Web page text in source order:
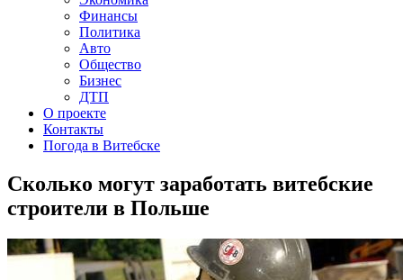
Финансы
Политика
Авто
Общество
Бизнес
ДТП
О проекте
Контакты
Погода в Витебске
Сколько могут заработать витебские
строители в Польше